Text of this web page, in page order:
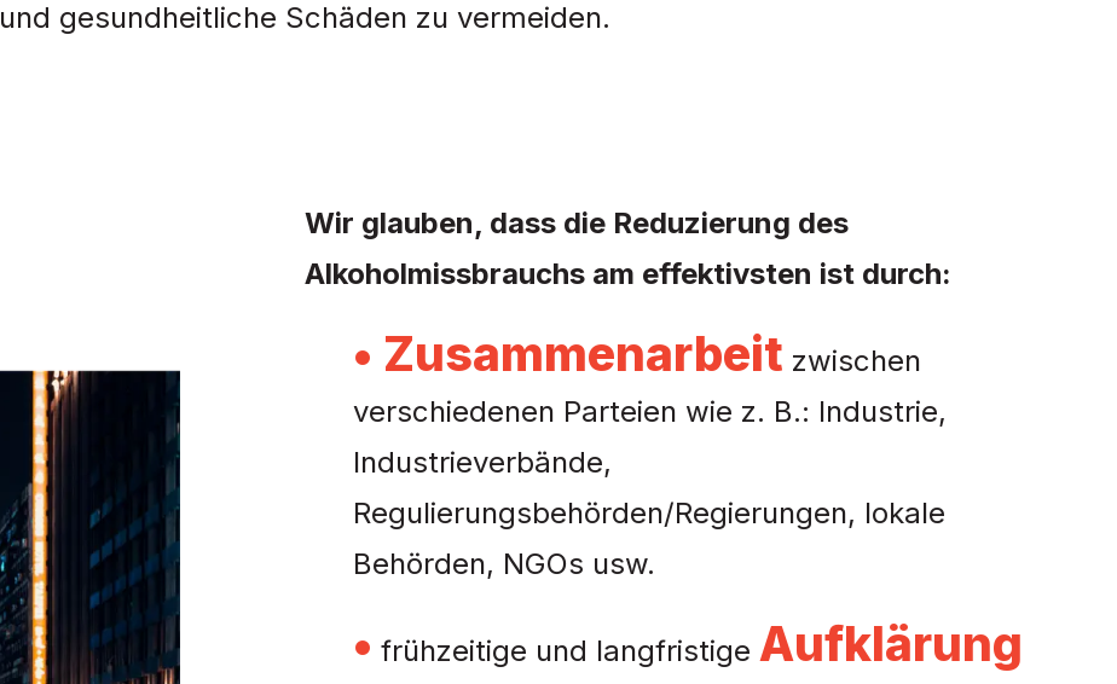
und gesundheitliche Schäden zu vermeiden.
Wir glauben, dass die Reduzierung des
Alkoholmissbrauchs am effektivsten ist durch:
• Zusammenarbeit zwischen
verschiedenen Parteien wie z. B.: Industrie,
Industrieverbände,
Regulierungsbehörden/Regierungen, lokale
Behörden, NGOs usw.
• frühzeitige und langfristige Aufklärung